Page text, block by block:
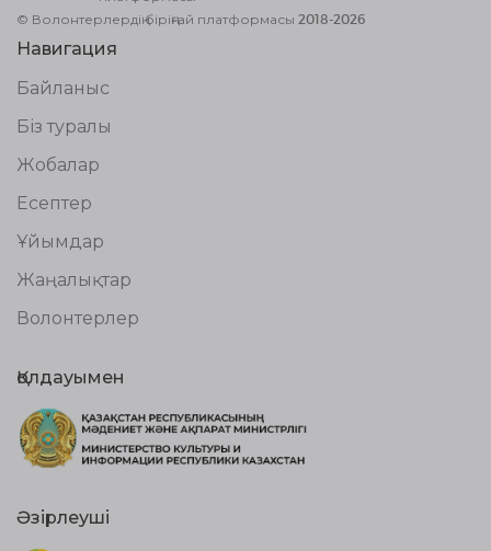
© Волонтерлердің біріңғай платформасы 2018-2026
Навигация
Байланыс
Біз туралы
Жобалар
Есептер
Ұйымдар
Жаңалықтар
Волонтерлер
Қолдауымен
Әзірлеуші